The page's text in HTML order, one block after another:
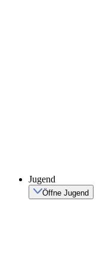
Jugend
Öffne Jugend